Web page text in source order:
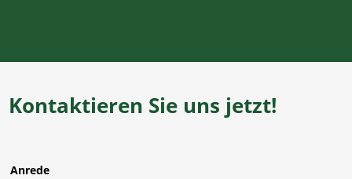
Kontaktieren Sie uns jetzt!
Anrede